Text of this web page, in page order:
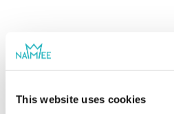
This website uses cookies